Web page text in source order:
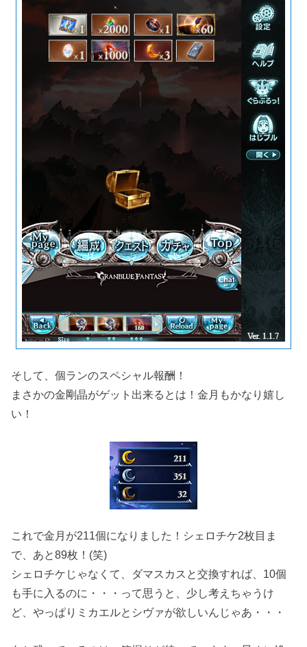
そして、個ランのスペシャル報酬！
まさかの金剛晶がゲット出来るとは！金月もかなり嬉し
い！
これで金月が211個になりました！シェロチケ2枚目ま
で、あと89枚！(笑)
シェロチケじゃなくて、ダマスカスと交換すれば、10個
も手に入るのに・・・って思うと、少し考えちゃうけ
ど、やっぱりミカエルとシヴァが欲しいんじゃあ・・・